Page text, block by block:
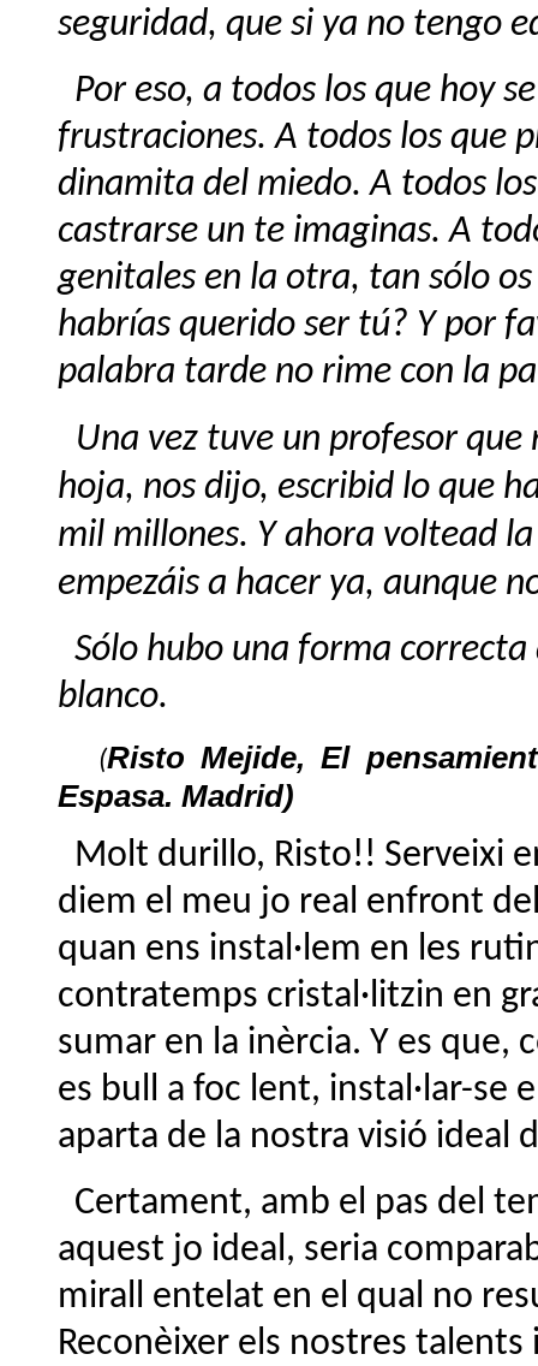
seguridad, que si ya no tengo
Por eso, a todos los que hoy
frustraciones. A todos los que
dinamita del miedo. A todos
castrarse un te imaginas. A
genitales en la otra, tan sólo
habrías querido ser tú? Y por
palabra tarde no rime con la
Una vez tuve un profesor que
hoja, nos dijo, escribid lo que
mil millones. Y ahora voltead
empezáis a hacer ya, aunque
Sólo hubo una forma
blanco.
(Risto Mejide, El
Espasa. Madrid)
Molt durillo, Risto!! Serveixi
diem el meu jo real enfront
quan ens instal·lem en les
contratemps cristal·litzin en
sumar en la inèrcia. Y es que,
es bull a foc lent, instal·lar-se
aparta de la nostra visió ideal
Certament, amb el pas del
aquest jo ideal, seria
mirall entelat en el qual no
Reconèixer els nostres